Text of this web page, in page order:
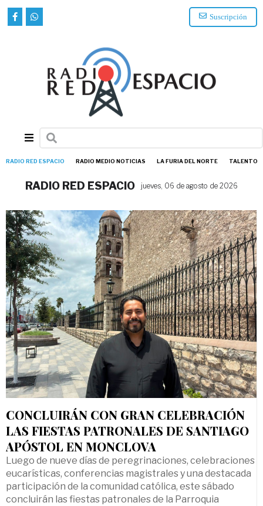
Suscripción
RADIO RED ESPACIO RADIO MEDIO NOTICIAS LA FURIA DEL NORTE TALENTO
RADIO RED ESPACIO jueves, 06 de agosto de 2026
CONCLUIRÁN CON GRAN CELEBRACIÓN
LAS FIESTAS PATRONALES DE SANTIAGO
APÓSTOL EN MONCLOVA
Luego de nueve días de peregrinaciones, celebraciones
eucarísticas, conferencias magistrales y una destacada
participación de la comunidad católica, este sábado
concluirán las fiestas patronales de la Parroquia